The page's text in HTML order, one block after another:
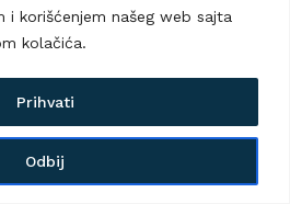
i korišćenjem našeg web sajta
kolačića.
Odbij
Prihvati